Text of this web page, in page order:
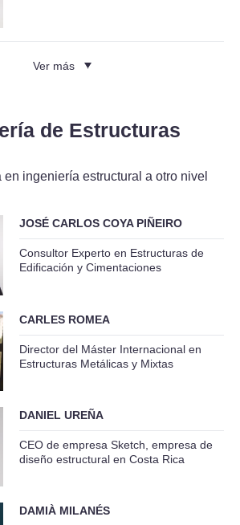
Ver más
de Estructuras
en ingeniería estructural a otro nivel
JOSÉ CARLOS COYA PIÑEIRO
Consultor Experto en Estructuras de
Edificación y Cimentaciones
CARLES ROMEA
Director del Máster Internacional en
Estructuras Metálicas y Mixtas
DANIEL UREÑA
CEO de empresa Sketch, empresa de
diseño estructural en Costa Rica
DAMIÀ MILANÉS